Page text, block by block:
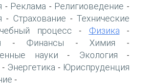
- Реклама - Религиоведение -
- Страхование - Технические
процесс - Физика -
- Финансы - Химия -
науки - Экология -
- Энергетика - Юриспруденция
-